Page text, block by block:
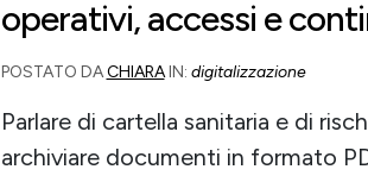
operativi, accessi e
POSTATO DACHIARAIN: digitalizzazione
Parlare di cartella sanitaria e di
archiviare documenti in formato